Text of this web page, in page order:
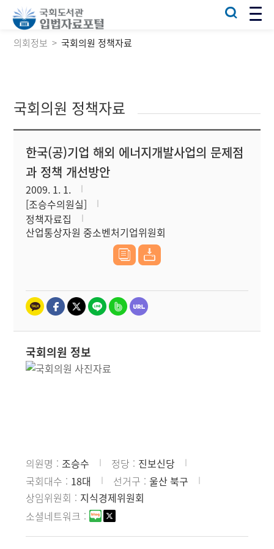
의회정보 국회의원 정책자료
국회의원 정책자료
한국(공)기업 해외 에너지개발사업의 문제점
과 정책 개선방안
2009. 1. 1.
[조승수의원실]
정책자료집
산업통상자원 중소벤처기업위원회
국회의원 정보
의원명 조승수 정당
진보신당
국회대수
18대 선거구
울산 북구
상임위원회
지식경제위원회
소셜네트워크